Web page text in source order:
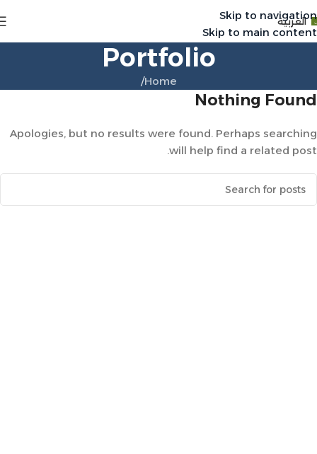
Skip to navigation
Skip to main content
العربية
Portfolio
Home
/
Nothing Found
Apologies, but no results were found. Perhaps searching
will help find a related post.